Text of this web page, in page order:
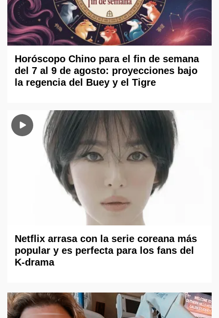
Horóscopo Chino para el fin de semana
del 7 al 9 de agosto: proyecciones bajo
la regencia del Buey y el Tigre
Netflix arrasa con la serie coreana más
popular y es perfecta para los fans del
K-drama